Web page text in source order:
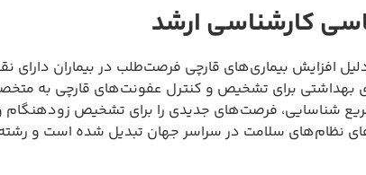
کارشناسی ارشد
افزایش بیماری‌های قارچی فرصت‌طلب در بیماران
برای تشخیص و کنترل عفونت‌های قارچی به
فرصت‌های جدیدی را برای تشخیص زودهنگام و
نظام‌های سلامت در سراسر جهان تبدیل شده است و